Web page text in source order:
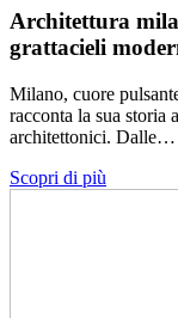
Architettura
grattacieli
Milano, cuore
racconta la sua storia
architettonici. Dalle…
Scopri di più